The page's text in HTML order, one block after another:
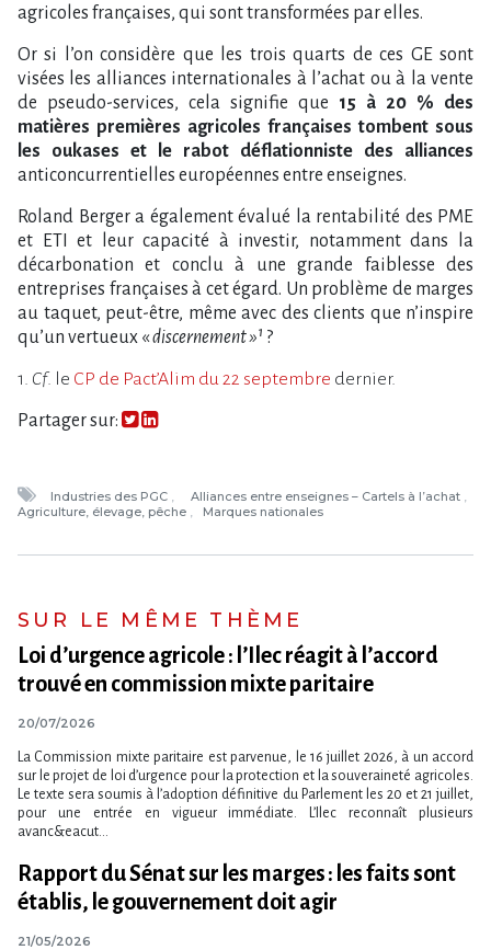
agricoles françaises, qui sont transformées par elles.
Or si l’on considère que les trois quarts de ces GE sont
visées les alliances internationales à l’achat ou à la vente
de pseudo-services, cela signifie que 15 à 20 % des
matières premières agricoles françaises tombent sous
les oukases et le rabot déflationniste des alliances
anticoncurrentielles européennes entre enseignes.
Roland Berger a également évalué la rentabilité des PME
et ETI et leur capacité à investir, notamment dans la
décarbonation et conclu à une grande faiblesse des
entreprises françaises à cet égard. Un problème de marges
au taquet, peut-être, même avec des clients que n’inspire
qu’un vertueux «discernement »¹ ?
1. Cf. le CP de Pact​‌’Alim du 22 septembre dernier.
Partager sur:
Industries des PGC
Alliances entre enseignes – Cartels à l’achat
Agriculture, élevage, pêche
Marques nationales
SUR LE MÊME THÈME
Loi d​‌’urgence agricole : l​‌’Ilec réagit à l​‌’accord
trouvé en commission mixte paritaire
20/07/2026
La Commission mixte paritaire est parvenue, le 16 juillet 2026, à un accord
sur le projet de loi d​‌’urgence pour la protection et la souveraineté agricoles.
Le texte sera soumis à l​‌’adoption définitive du Parlement les 20 et 21 juillet,
pour une entrée en vigueur immédiate. L​‌’Ilec reconnaît plusieurs
avanc&eacut...
Rapport du Sénat sur les marges : les faits sont
établis, le gouvernement doit agir
21/05/2026